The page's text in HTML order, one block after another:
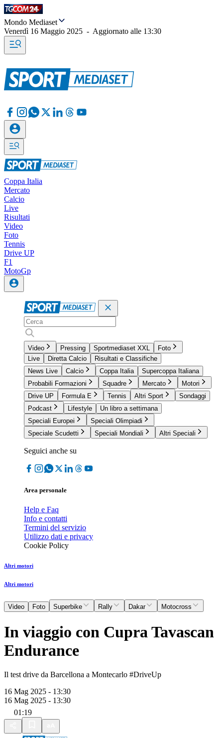
Mondo Mediaset
Venerdì 16 Maggio 2025 - Aggiornato alle 13:30
Coppa Italia
Mercato
Calcio
Live
Risultati
Video
Foto
Tennis
Drive UP
F1
MotoGp
Video Pressing Sportmediaset XXL
Foto
Live
Diretta Calcio
Risultati e Classifiche
News Live
Calcio Coppa Italia
Supercoppa Italiana
Probabili Formazioni
Squadre Mercato
Motori
Drive UP
Formula E Tennis Altri Sport
Sondaggi
Podcast
Lifestyle
Un libro a settimana
Speciali Europei
Speciali Olimpiadi
Speciale Scudetti
Speciali Mondiali Altri Speciali
Seguici anche su
Area personale
Help e Faq
Info e contatti
Termini del servizio
Utilizzo dati e privacy
Cookie Policy
Altri motori
Altri motori
Video Foto Superbike Rally Dakar Motocross
In viaggio con Cupra Tavascan
Endurance
Il test drive da Barcellona a Montecarlo #DriveUp
16 Mag 2025 - 13:30
16 Mag 2025 - 13:30
01:19